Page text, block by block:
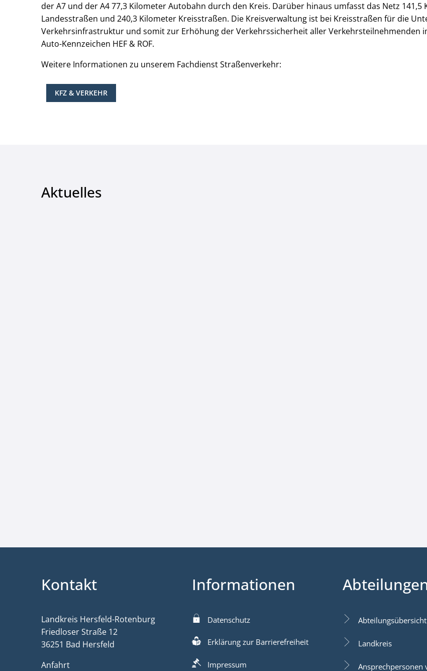
der A7 und der A4 77,3 Kilometer Autobahn durch den Kreis. Darüber hinaus umfasst das Netz
Landesstraßen und 240,3 Kilometer Kreisstraßen. Die Kreisverwaltung ist bei Kreisstraßen für die
Verkehrsinfrastruktur und somit zur Erhöhung der Verkehrssicherheit aller Verkehrsteilnehmenden
Auto-Kennzeichen HEF & ROF.
Weitere Informationen zu unserem Fachdienst Straßenverkehr:
KFZ & VERKEHR
Aktuelles
Kontakt
Landkreis Hersfeld-Rotenburg
Friedloser Straße 12
36251 Bad Hersfeld
Anfahrt
Informationen
Datenschutz
Erklärung zur Barrierefreiheit
Impressum
Abteilungsübersicht
Landkreis
Ansprechpersonen